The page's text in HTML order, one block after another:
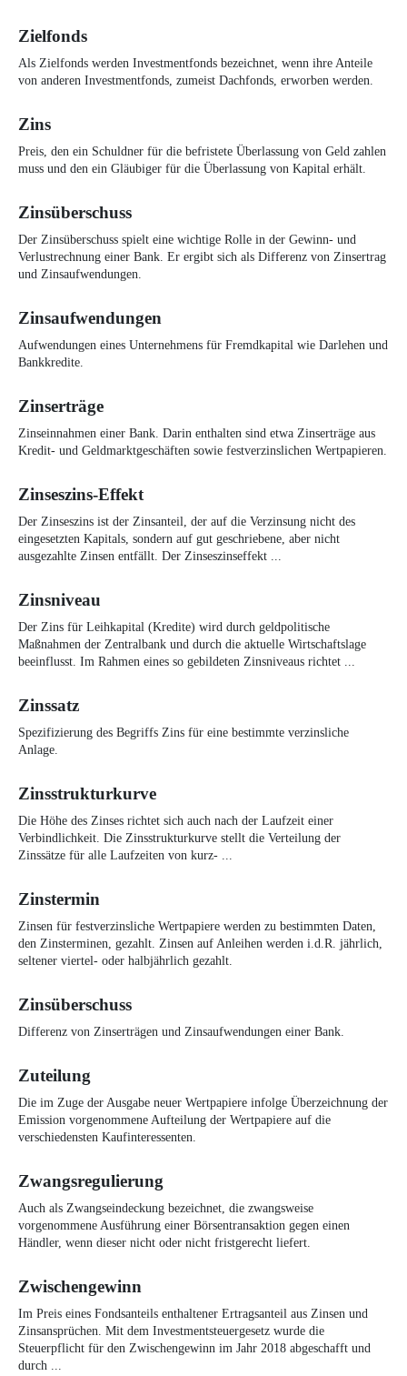
Zielfonds
Als Zielfonds werden Investmentfonds bezeichnet, wenn ihre Anteile
von anderen Investmentfonds, zumeist Dachfonds, erworben werden.
Zins
Preis, den ein Schuldner für die befristete Überlassung von Geld zahlen
muss und den ein Gläubiger für die Überlassung von Kapital erhält.
Zinsüberschuss
Der Zinsüberschuss spielt eine wichtige Rolle in der Gewinn- und
Verlustrechnung einer Bank. Er ergibt sich als Differenz von Zinsertrag
und Zinsaufwendungen.
Zinsaufwendungen
Aufwendungen eines Unternehmens für Fremdkapital wie Darlehen und
Bankkredite.
Zinserträge
Zinseinnahmen einer Bank. Darin enthalten sind etwa Zinserträge aus
Kredit- und Geldmarktgeschäften sowie festverzinslichen Wertpapieren.
Zinseszins-Effekt
Der Zinseszins ist der Zinsanteil, der auf die Verzinsung nicht des
eingesetzten Kapitals, sondern auf gut geschriebene, aber nicht
ausgezahlte Zinsen entfällt. Der Zinseszinseffekt ...
Zinsniveau
Der Zins für Leihkapital (Kredite) wird durch geldpolitische
Maßnahmen der Zentralbank und durch die aktuelle Wirtschaftslage
beeinflusst. Im Rahmen eines so gebildeten Zinsniveaus richtet ...
Zinssatz
Spezifizierung des Begriffs Zins für eine bestimmte verzinsliche
Anlage.
Zinsstrukturkurve
Die Höhe des Zinses richtet sich auch nach der Laufzeit einer
Verbindlichkeit. Die Zinsstrukturkurve stellt die Verteilung der
Zinssätze für alle Laufzeiten von kurz- ...
Zinstermin
Zinsen für festverzinsliche Wertpapiere werden zu bestimmten Daten,
den Zinsterminen, gezahlt. Zinsen auf Anleihen werden i.d.R. jährlich,
seltener viertel- oder halbjährlich gezahlt.
Zinsüberschuss
Differenz von Zinserträgen und Zinsaufwendungen einer Bank.
Zuteilung
Die im Zuge der Ausgabe neuer Wertpapiere infolge Überzeichnung der
Emission vorgenommene Aufteilung der Wertpapiere auf die
verschiedensten Kaufinteressenten.
Zwangsregulierung
Auch als Zwangseindeckung bezeichnet, die zwangsweise
vorgenommene Ausführung einer Börsentransaktion gegen einen
Händler, wenn dieser nicht oder nicht fristgerecht liefert.
Zwischengewinn
Im Preis eines Fondsanteils enthaltener Ertragsanteil aus Zinsen und
Zinsansprüchen. Mit dem Investmentsteuergesetz wurde die
Steuerpflicht für den Zwischengewinn im Jahr 2018 abgeschafft und
durch ...